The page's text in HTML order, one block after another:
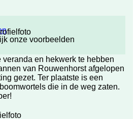
onze voorbeelden
veranda en hekwerk te hebben
van Rouwenhorst afgelopen
gezet. Ter plaatste is een
die in de weg zaten.